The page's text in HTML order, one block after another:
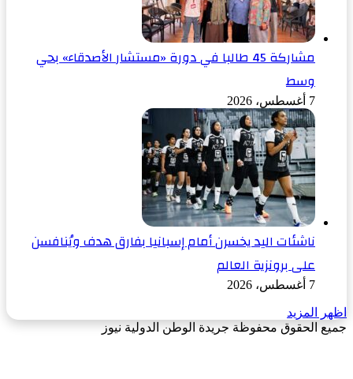
مشاركة 45 طالبا في دورة «مستشار الأصدقاء» بحي
وسط
7 أغسطس، 2026
ناشئات اليد يخسرن أمام إسبانيا بفارق هدف ويُنافسن
على برونزية العالم
7 أغسطس، 2026
اظهر المزيد
جميع الحقوق محفوظة جريدة الوطن الدولية نيوز